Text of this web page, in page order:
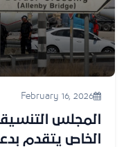
February 16, 2026
المجلس
الخاص يتقدم